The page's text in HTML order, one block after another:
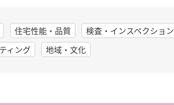
住宅性能・品質 検査・インスペクション
ィング 地域・文化